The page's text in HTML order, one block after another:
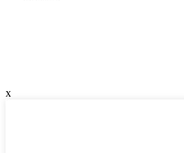
x